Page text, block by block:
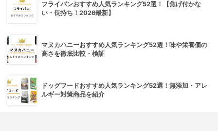
フライパンおすすめ人気ランキング52選！【焦げ付かな
い・長持ち！2026最新】
マヌカハニーおすすめ人気ランキング52選！味や栄養価の
高さを徹底比較・検証
ドッグフードおすすめ人気ランキング52選！無添加・アレ
ルギー対策商品を紹介